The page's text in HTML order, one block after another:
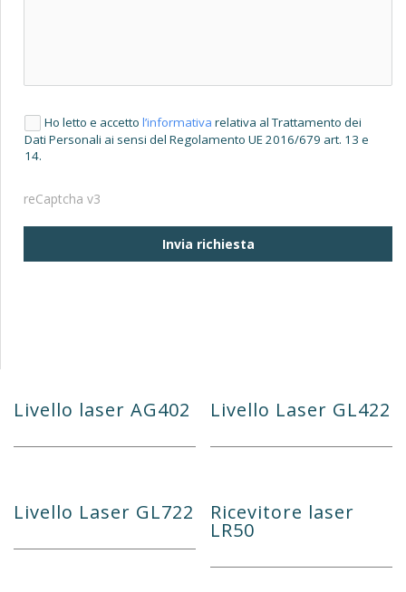
Ho letto e accettol’informativa relativa al Trattamento dei
Dati Personali ai sensi del Regolamento UE 2016/679 art. 13 e
14.
reCaptcha v3
Invia richiesta
Livello laser AG402 Livello Laser GL422
Livello Laser GL722 Ricevitore laser
LR50